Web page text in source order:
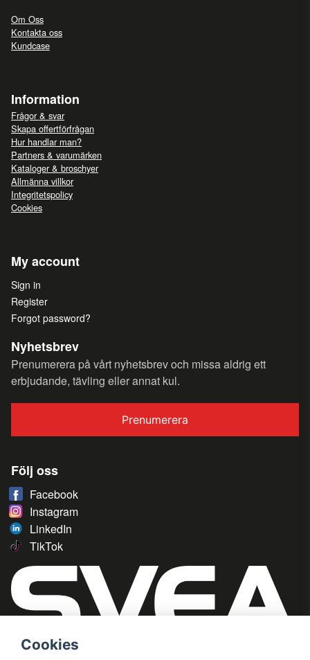
Om Oss
Kontakta oss
Kundcase
Information
Frågor & svar
Skapa offertförfrågan
Hur handlar man?
Partners & varumärken
Kataloger & broschyer
Allmänna villkor
Integritetspolicy
Cookies
My account
Sign in
Register
Forgot password?
Nyhetsbrev
Prenumerera på vårt nyhetsbrev och missa aldrig ett
erbjudande, tävling eller annat kul.
Prenumerera
Följ oss
Facebook
Instagram
LinkedIn
TikTok
Cookies